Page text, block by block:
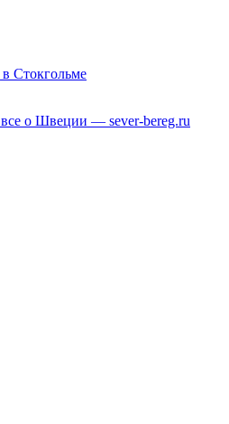
Стокгольме
о Швеции — sever-bereg.ru